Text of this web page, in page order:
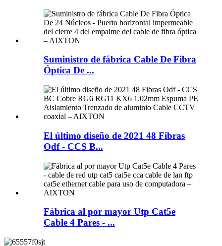
Suministro de fábrica Cable De Fibra
Óptica De ...
El último diseño de 2021 48 Fibras
Odf - CCS B...
Fábrica al por mayor Utp Cat5e
Cable 4 Pares - ...